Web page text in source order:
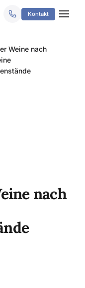
Kontakt
Weine nach
nach